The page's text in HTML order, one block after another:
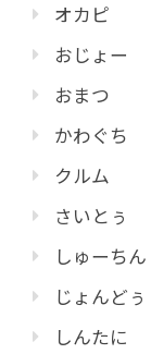
オカピ
おじょー
おまつ
かわぐち
クルム
さいとぅ
しゅーちん
じょんどぅ
しんたに